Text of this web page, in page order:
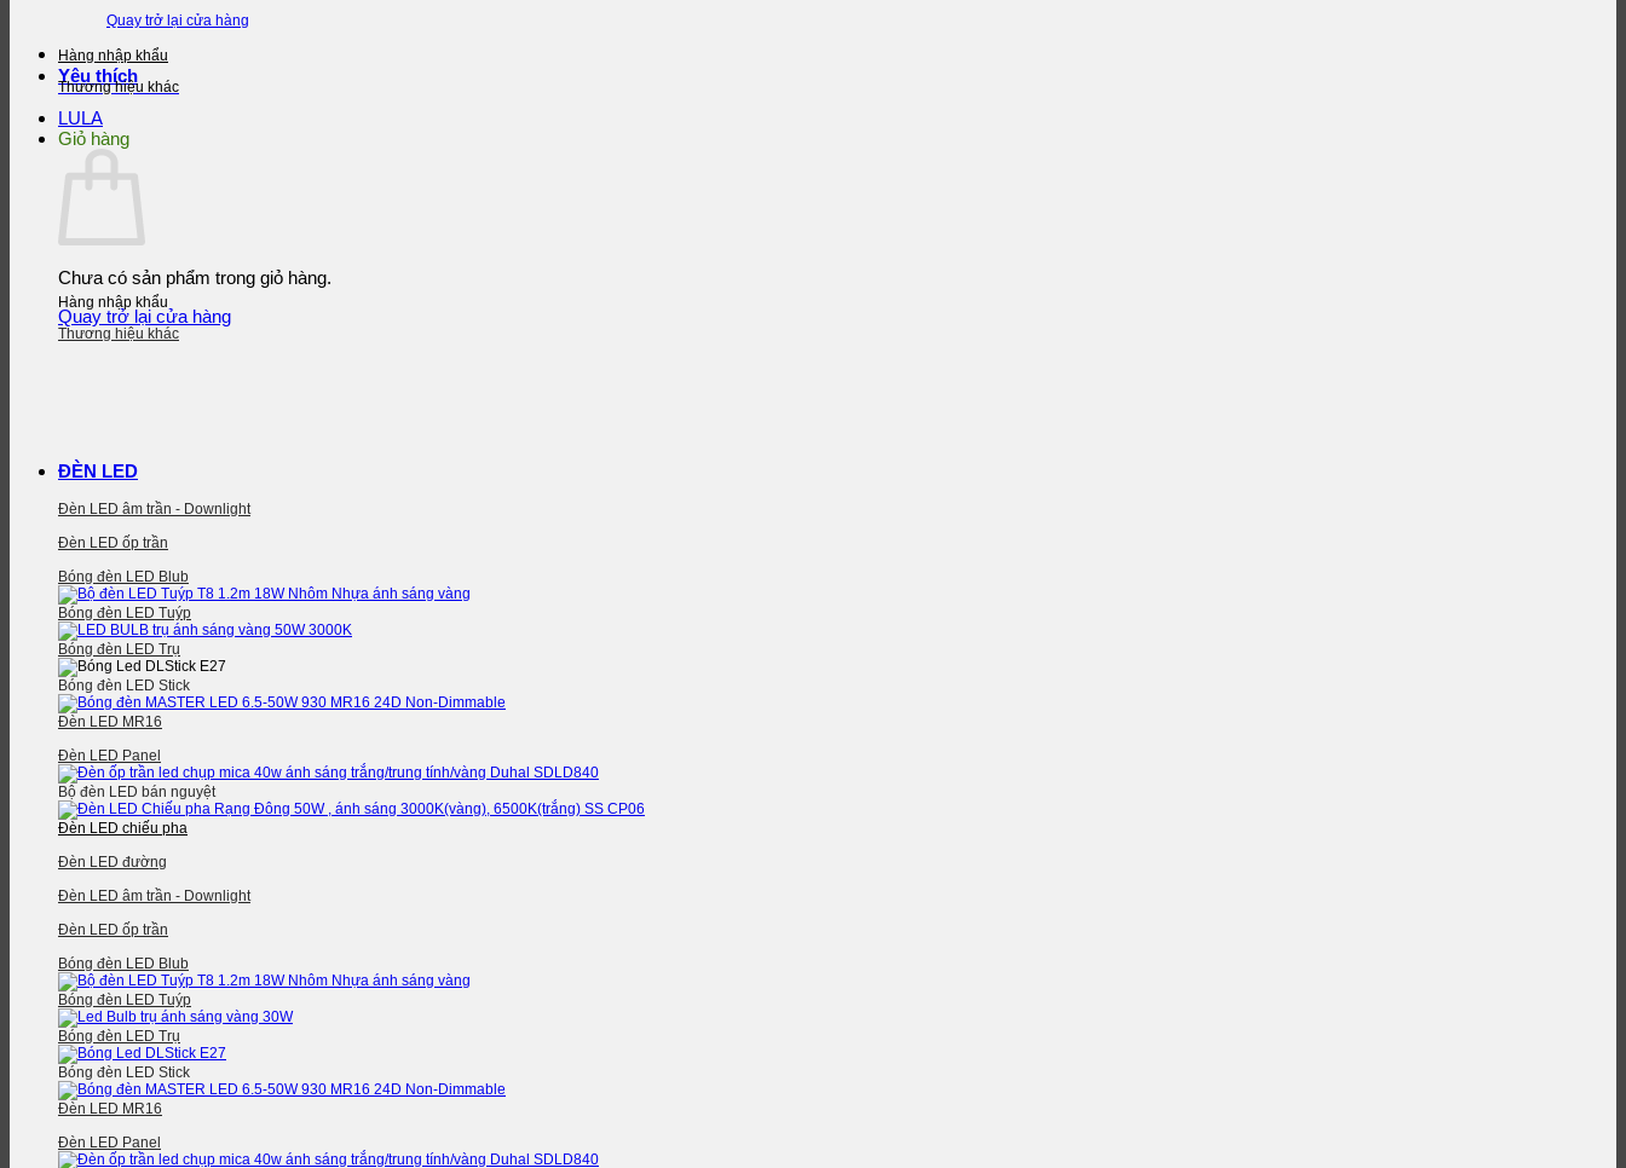
Quay trở lại cửa hàng
Yêu thích
LULA
Giỏ hàng
Chưa có sản phẩm trong giỏ hàng.
Quay trở lại cửa hàng
Hàng nhập khẩu
Thương hiệu khác
Hàng nhập khẩu
Thương hiệu khác
ĐÈN LED
Đèn LED âm trần - Downlight
Đèn LED ốp trần
Bóng đèn LED Blub
Bóng đèn LED Tuýp
Bóng đèn LED Trụ
Bóng đèn LED Stick
Đèn LED MR16
Đèn LED Panel
Bộ đèn LED bán nguyệt
Đèn LED chiếu pha
Đèn LED đường
Đèn LED âm trần - Downlight
Đèn LED ốp trần
Bóng đèn LED Blub
Bóng đèn LED Tuýp
Bóng đèn LED Trụ
Bóng đèn LED Stick
Đèn LED MR16
Đèn LED Panel